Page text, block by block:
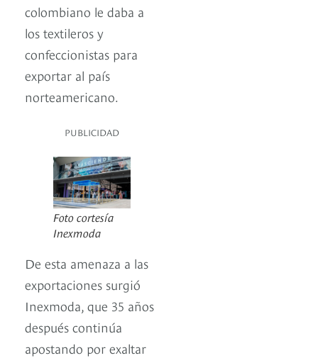
colombiano le daba a
los textileros y
confeccionistas para
exportar al país
norteamericano.
PUBLICIDAD
Foto cortesía
Inexmoda
De esta amenaza a las
exportaciones surgió
Inexmoda, que 35 años
después continúa
apostando por exaltar